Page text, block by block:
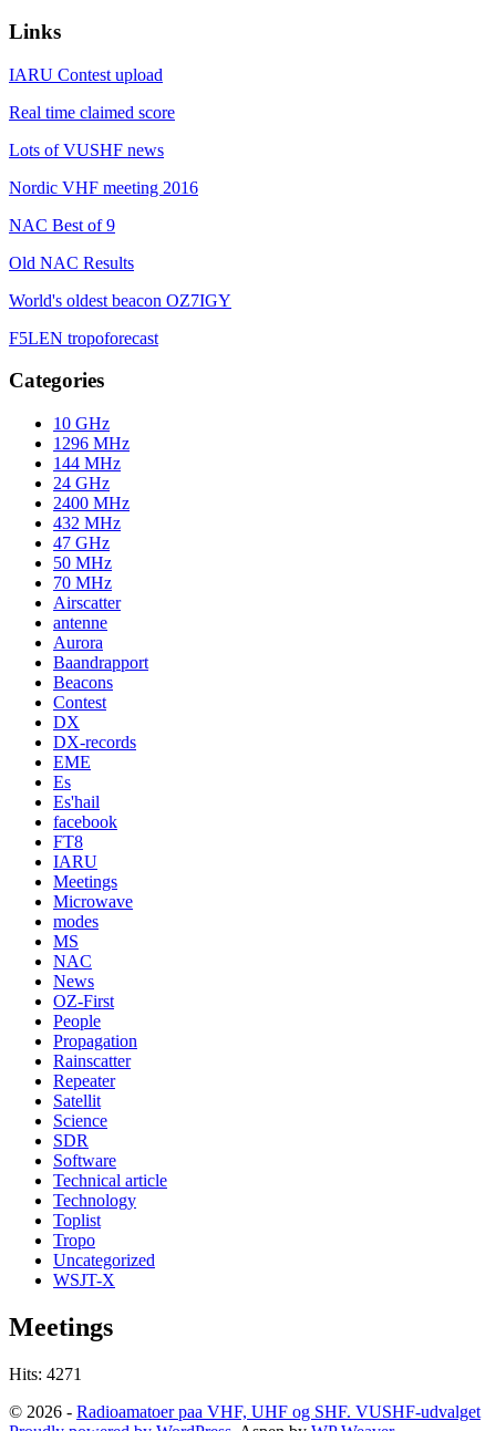
Links
IARU Contest upload
Real time claimed score
Lots of VUSHF news
Nordic VHF meeting 2016
NAC Best of 9
Old NAC Results
World's oldest beacon OZ7IGY
F5LEN tropoforecast
Categories
10 GHz
1296 MHz
144 MHz
24 GHz
2400 MHz
432 MHz
47 GHz
50 MHz
70 MHz
Airscatter
antenne
Aurora
Baandrapport
Beacons
Contest
DX
DX-records
EME
Es
Es'hail
facebook
FT8
IARU
Meetings
Microwave
modes
MS
NAC
News
OZ-First
People
Propagation
Rainscatter
Repeater
Satellit
Science
SDR
Software
Technical article
Technology
Toplist
Tropo
Uncategorized
WSJT-X
Meetings
Hits: 4271
© 2026 - Radioamatoer paa VHF, UHF og SHF. VUSHF-udvalget